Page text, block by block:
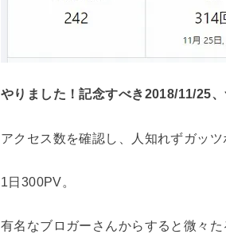
やりました！記念すべき2018/11/25
アクセス数を確認し、人知れずガッ
1日300PV。
有名なブロガーさんからすると微々